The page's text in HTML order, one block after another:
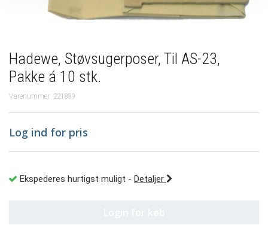
Hadewe, Støvsugerposer, Til AS-23,
Pakke á 10 stk.
Varenummer: 221889
Log ind for pris
Ekspederes hurtigst muligt - Detaljer